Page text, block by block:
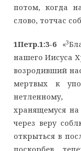
потом, когда
слово, тотчас
1Петр.1:3-6«3
нашего Иисуса
возродивший
мертвых к
хранящемуся на
через веру
открыться в